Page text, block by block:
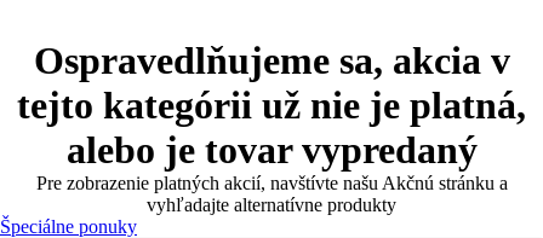
Ospravedlňujeme sa, akcia v
tejto kategórii už nie je platná,
alebo je tovar vypredaný
Pre zobrazenie platných akcií, navštívte našu Akčnú stránku a
vyhľadajte alternatívne produkty
Špeciálne ponuky